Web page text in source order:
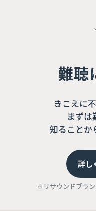
難聴
きこえに
まずは
知ることか
詳し
※リサウンドブラン